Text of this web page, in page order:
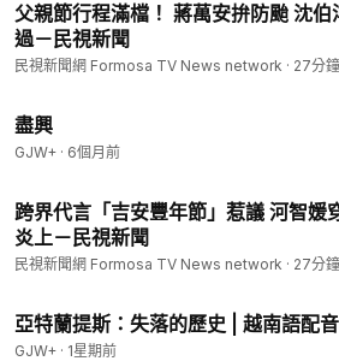
父親節行程滿檔！ 蔣萬安拚防颱 沈
過－民視新聞
民視新聞網 Formosa TV News network · 27分
盡興
GJW+ · 6個月前
跨界代言「吉安豐年節」惹議 河智媛
炎上－民視新聞
民視新聞網 Formosa TV News network · 27分
亞特蘭提斯：失落的歷史 | 越南語配音
GJW+ · 1星期前